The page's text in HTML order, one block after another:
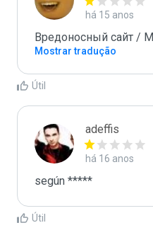
há 15 anos
Вредоносный сайт /
Mostrar tradução
Útil
adeffis
há 16 anos
según *****
Útil